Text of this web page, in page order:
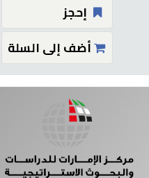
إحجز
أضف إلى السلة